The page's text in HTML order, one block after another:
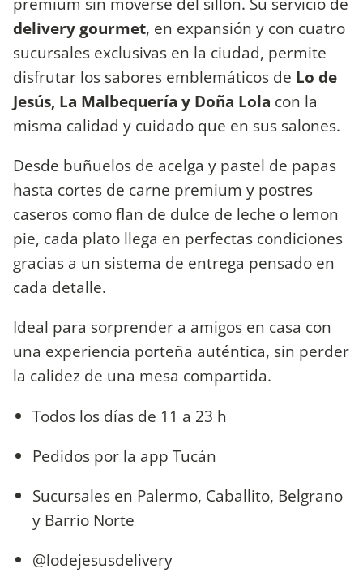
delivery gourmet, en expansión y con cuatro
sucursales exclusivas en la ciudad, permite
disfrutar los sabores emblemáticos de Lo de
Jesús, La Malbequería y Doña Lola con la
misma calidad y cuidado que en sus salones.
Desde buñuelos de acelga y pastel de papas
hasta cortes de carne premium y postres
caseros como flan de dulce de leche o lemon
pie, cada plato llega en perfectas condiciones
gracias a un sistema de entrega pensado en
cada detalle.
Ideal para sorprender a amigos en casa con
una experiencia porteña auténtica, sin perder
la calidez de una mesa compartida.
Todos los días de 11 a 23 h
Pedidos por la app Tucán
Sucursales en Palermo, Caballito, Belgrano
y Barrio Norte
@lodejesusdelivery